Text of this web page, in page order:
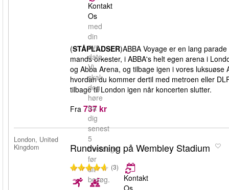
Kontakt
Os
med
din
nye
dato.
Vi
skal
dog
høre
fra
dig
senest
5
hverdage
før
dit
besøg.
(STÅPLADSER)ABBA Voyage er en lang
mands orkester, i ABBA's helt egen arena i
og Abba Arena, og tilbage igen i vores
hvordan du kommer dertil med metroen eller
tilbage til London igen når koncerten slutter.
Fra 737 kr
London, United
Kingdom
Rundvisning på Wembley Stadium
(3)
Kontakt